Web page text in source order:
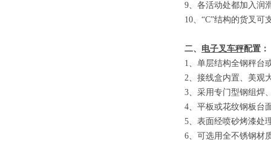
9、 各活动处都加入润
10、 “C”结构的货叉可
二、 电子叉车秤配置：
1、单层结构全钢秤台
2、接线盒内置、美观
3、采用专门型钢组焊
4、平板或花纹钢板台
5、表面经喷砂烤漆处
6、可选用全不锈钢材